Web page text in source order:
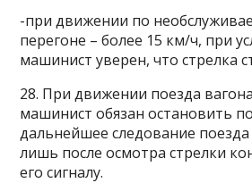
-при движении по
перегоне – более 15 км/ч, при
машинист уверен, что стрелка
28. При движении поезда
машинист обязан остановить
дальнейшее следование
лишь после осмотра стрелки
его сигналу.